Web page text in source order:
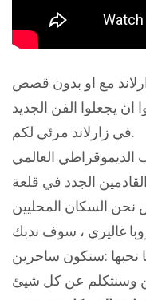
مع او بدون قصص
ان يجعلوا الفن الجديد
في زارلاند مرئي لكم.
قام الحزب الديموقراطي العالمي
الجدد في قلعة
السكان المحليين
غاليري ، سوف ندبك
نحبها :سنكون ساحرين